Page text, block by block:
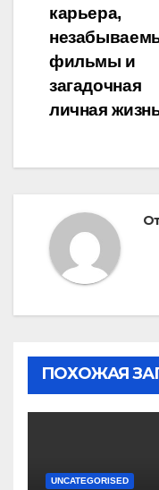
карьера,
фильмы и
загадочная
личная
ПОХОЖАЯ
UNCATEGORISED